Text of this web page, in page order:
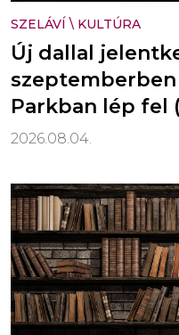
SZELÁVÍ \ KULTÚRA
Új dallal
Parkban lép fel
2026.08.04.